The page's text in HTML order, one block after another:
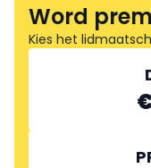
Word
Kies het